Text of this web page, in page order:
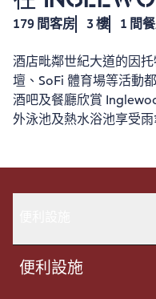
179 間客房 3 樓 1 間
酒店毗鄰世紀大道的因
壇、SoFi 體育場等活動
酒吧及餐廳欣賞
外泳池及熱水浴池享受雨
便利設施